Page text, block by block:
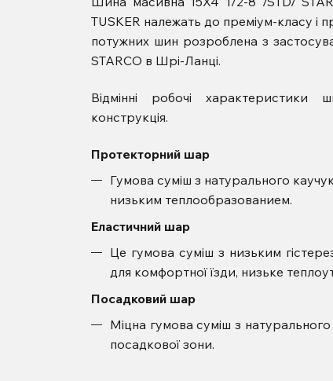
TUSKER належать до преміум-класу і
потужних шин розроблена з
STARCO в Шрі-Ланці.
Відмінні робочі
конструкція.
Протекторний шар
Гумова суміш з натурального
низьким теплообразованием.
Еластичний шар
Це гумова суміш з низьким
для комфортної їзди, низьке
Посадковий шар
Міцна гумова суміш з
посадкової зони.